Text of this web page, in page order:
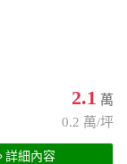
2.1 萬
0.2 萬/坪
詳細內容